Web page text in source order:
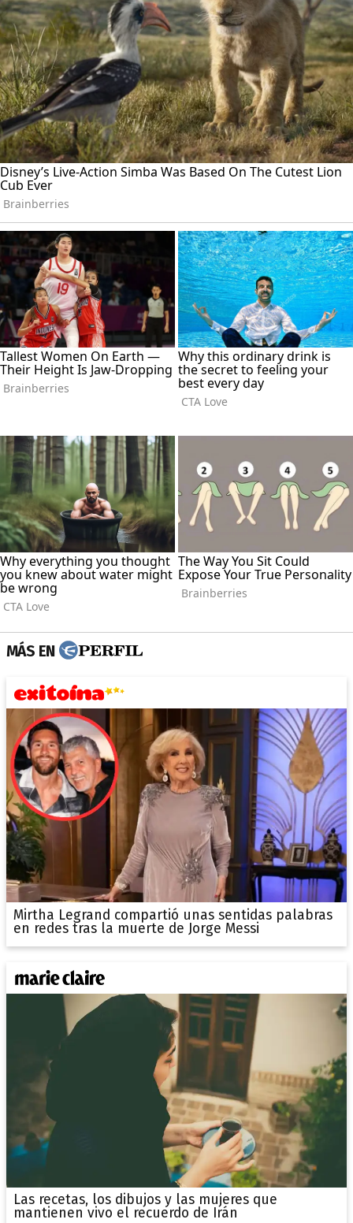
MÁS EN
Mirtha Legrand compartió unas sentidas palabras
en redes tras la muerte de Jorge Messi
Las recetas, los dibujos y las mujeres que
mantienen vivo el recuerdo de Irán